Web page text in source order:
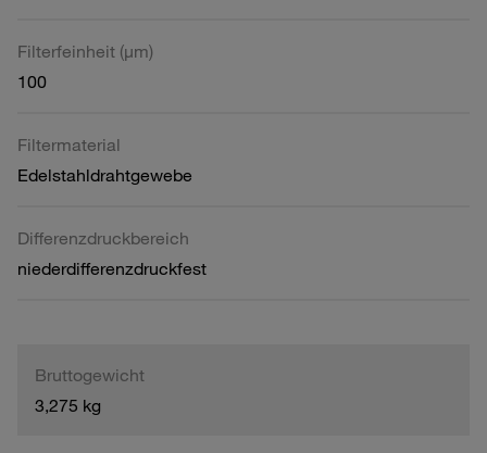
Filterfeinheit (µm)
100
Filtermaterial
Edelstahldrahtgewebe
Differenzdruckbereich
niederdifferenzdruckfest
Bruttogewicht
3,275 kg